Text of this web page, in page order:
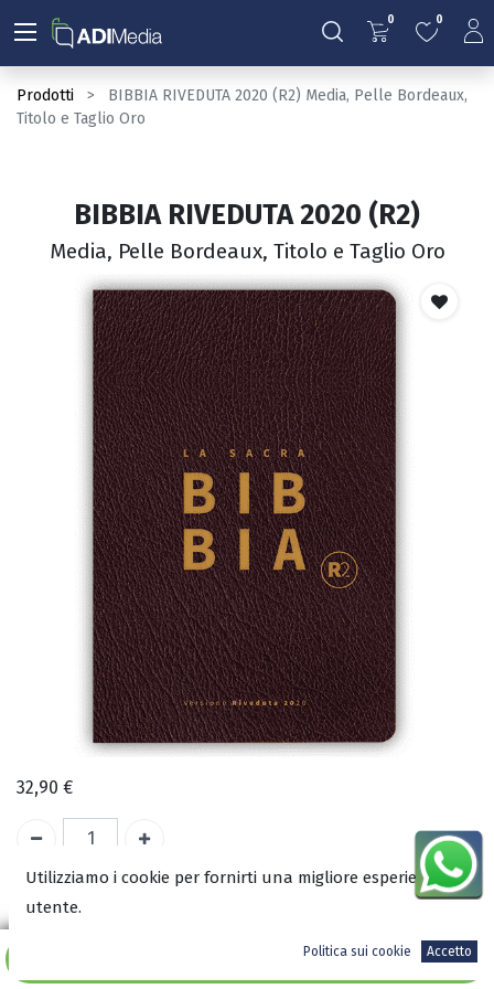
0 0
Prodotti
BIBBIA RIVEDUTA 2020 (R2) Media, Pelle Bordeaux,
Titolo e Taglio Oro
Aggiungi al carrello
BIBBIA RIVEDUTA 2020 (R2)
Media, Pelle Bordeaux, Titolo e Taglio Oro
32,90 €
A magazzino
ISBN:
Utilizziamo i cookie per fornirti una migliore esperienza
utente.
Politica sui cookie Accetto